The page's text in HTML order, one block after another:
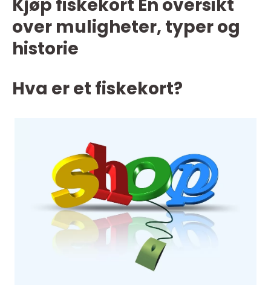
Kjøp fiskekort En oversikt
over muligheter, typer og
historie
Hva er et fiskekort?